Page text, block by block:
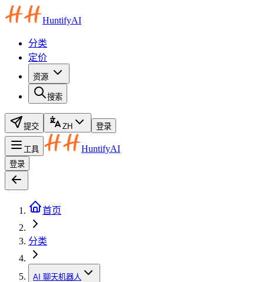
HuntifyAI
分类
定价
资源
搜索
提交 ZH 登录
工具 HuntifyAI
登录
首页
分类
AI 聊天机器人